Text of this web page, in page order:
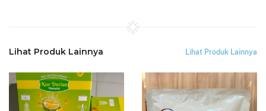
Lihat Produk Lainnya Lihat Produk Lainnya